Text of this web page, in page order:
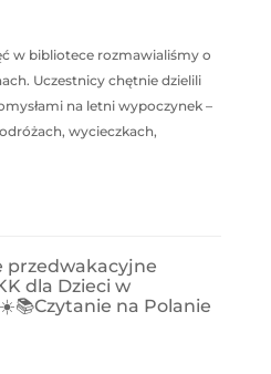
w bibliotece rozmawialiśmy o
Uczestnicy chętnie dzielili
na letni wypoczynek –
wycieczkach,
przedwakacyjne
dla Dzieci w
na Polanie